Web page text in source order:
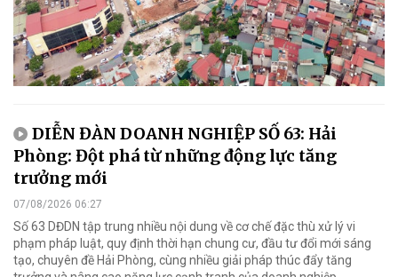
DIỄN ĐÀN DOANH NGHIỆP SỐ 63: Hải
Phòng: Đột phá từ những động lực tăng
trưởng mới
07/08/2026 06:27
Số 63 DĐDN tập trung nhiều nội dung về cơ chế đặc thù xử lý vi
phạm pháp luật, quy định thời hạn chung cư, đầu tư đổi mới sáng
tạo, chuyên đề Hải Phòng, cùng nhiều giải pháp thúc đẩy tăng